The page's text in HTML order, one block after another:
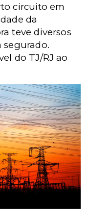
circuito em
da
teve diversos
do TJ/RJ ao